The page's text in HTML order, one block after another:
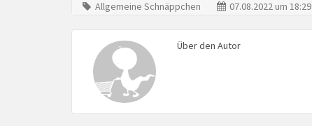
Allgemeine Schnäppchen 07.08.2022 um
Über den Autor